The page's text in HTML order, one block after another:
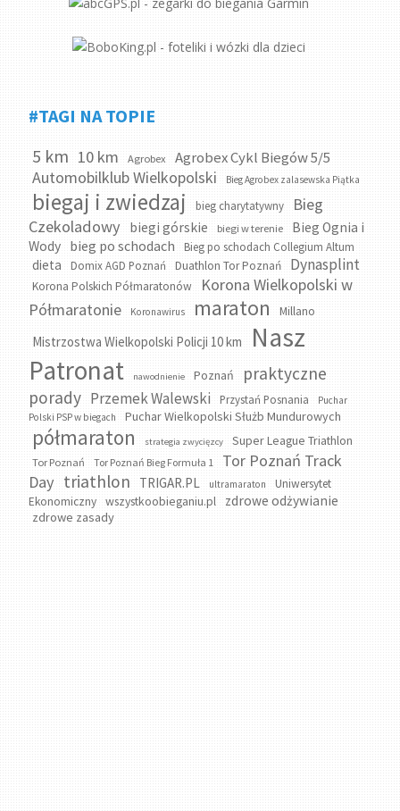
#TAGI NA TOPIE
5 km 10 km Agrobex Agrobex Cykl Biegów 5/5
Automobilklub Wielkopolski Bieg Agrobex zalasewska Piątka
biegaj i zwiedzaj bieg charytatywny
Bieg
Czekoladowy
biegi górskie biegi w terenie
Bieg Ognia i
Wody bieg po schodach Bieg po schodach Collegium Altum
dieta Domix AGD Poznań Duathlon Tor Poznań Dynasplint
Korona Polskich Półmaratonów
Korona Wielkopolski w
Półmaratonie
Koronawirus maraton Millano
Mistrzostwa Wielkopolski Policji 10 km
Nasz
Patronat
nawodnienie Poznań
praktyczne
porady Przemek Walewski Przystań Posnania
Puchar
Polski PSP w biegach
Puchar Wielkopolski Służb Mundurowych
półmaraton strategia zwycięzcy Super League Triathlon
Tor Poznań Tor Poznań Bieg Formuła 1
Tor Poznań Track
Day triathlon TRIGAR.PL ultramaraton
Uniwersytet
Ekonomiczny
wszystkoobieganiu.pl zdrowe odżywianie
zdrowe zasady